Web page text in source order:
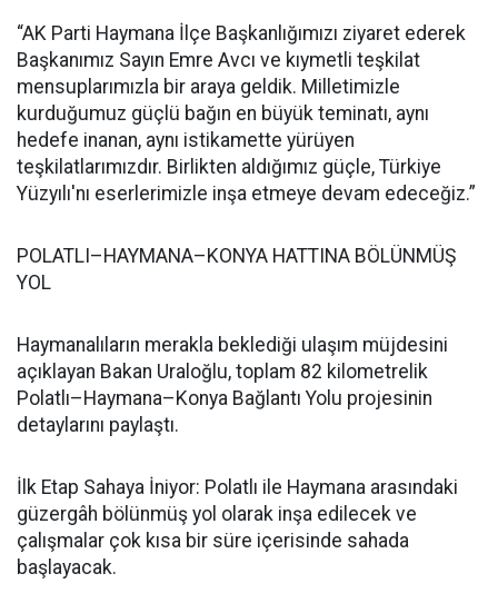
“AK Parti Haymana İlçe Başkanlığımızı ziyaret ederek
Başkanımız Sayın Emre Avcı ve kıymetli teşkilat
mensuplarımızla bir araya geldik. Milletimizle
kurduğumuz güçlü bağın en büyük teminatı, aynı
hedefe inanan, aynı istikamette yürüyen
teşkilatlarımızdır. Birlikten aldığımız güçle, Türkiye
Yüzyılı'nı eserlerimizle inşa etmeye devam edeceğiz.”
POLATLI–HAYMANA–KONYA HATTINA BÖLÜNMÜŞ
YOL
Haymanalıların merakla beklediği ulaşım müjdesini
açıklayan Bakan Uraloğlu, toplam 82 kilometrelik
Polatlı–Haymana–Konya Bağlantı Yolu projesinin
detaylarını paylaştı.
İlk Etap Sahaya İniyor: Polatlı ile Haymana arasındaki
güzergâh bölünmüş yol olarak inşa edilecek ve
çalışmalar çok kısa bir süre içerisinde sahada
başlayacak.